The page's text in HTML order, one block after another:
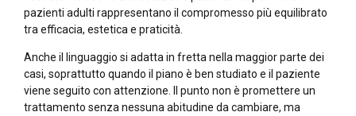
pazienti adulti rappresentano il compromesso più equilibrato
tra efficacia, estetica e praticità.
Anche il linguaggio si adatta in fretta nella maggior parte dei
casi, soprattutto quando il piano è ben studiato e il paziente
viene seguito con attenzione. Il punto non è promettere un
trattamento senza nessuna abitudine da cambiare, ma